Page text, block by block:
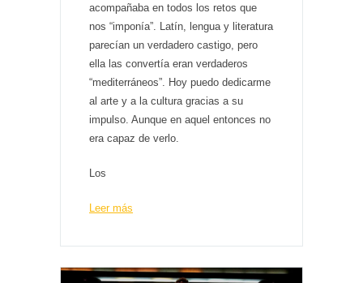
acompañaba en todos los retos que
nos “imponía”. Latín, lengua y literatura
parecían un verdadero castigo, pero
ella las convertía eran verdaderos
“mediterráneos”. Hoy puedo dedicarme
al arte y a la cultura gracias a su
impulso. Aunque en aquel entonces no
era capaz de verlo.
Los
Leer más